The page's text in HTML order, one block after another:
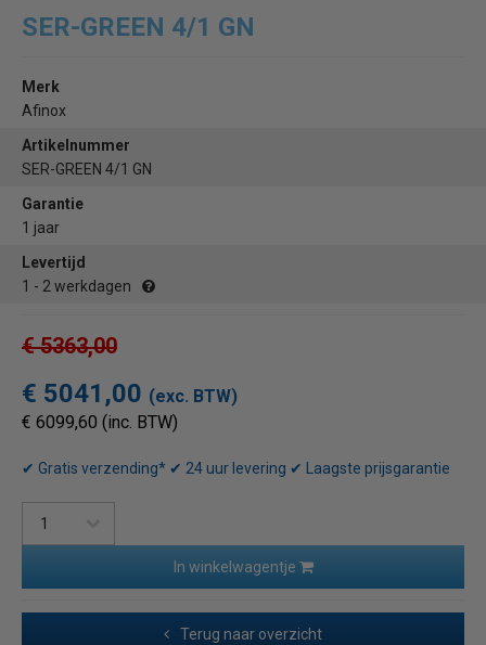
SER-GREEN 4/1 GN
Merk
Afinox
Artikelnummer
SER-GREEN 4/1 GN
Garantie
1 jaar
Levertijd
1 - 2 werkdagen
€ 5363,00
€ 5041,00 (exc. BTW)
€ 6099,60 (inc. BTW)
✔ Gratis verzending* ✔ 24 uur levering ✔ Laagste prijsgarantie
In winkelwagentje
Terug naar overzicht